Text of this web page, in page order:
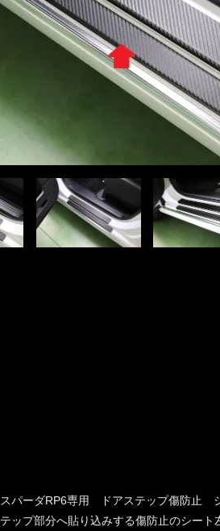
パーダRP6専用 ドアステップ傷防止
ップ部分へ貼り込みする傷防止のシー